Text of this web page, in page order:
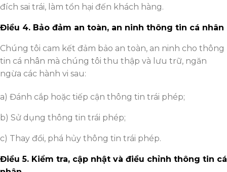
đích sai trái, làm tổn hại đến khách hàng.
Điều 4. Bảo đảm an toàn, an ninh thông tin cá nhân
Chúng tôi cam kết đảm bảo an toàn, an ninh cho thông
tin cá nhân mà chúng tôi thu thập và lưu trữ, ngăn
ngừa các hành vi sau:
a) Đánh cắp hoặc tiếp cận thông tin trái phép;
b) Sử dụng thông tin trái phép;
c) Thay đổi, phá hủy thông tin trái phép.
Điều5. Kiểm tra, cập nhật và điều chỉnh thông tin cá